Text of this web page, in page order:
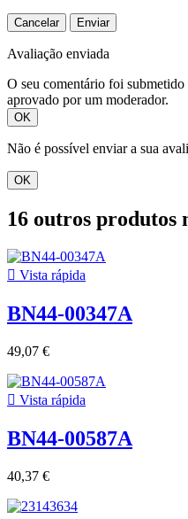
Cancelar Enviar
Avaliação enviada
O seu comentário foi
aprovado por um moderador.
OK
Não é possível enviar a sua
OK
16 outros produtos
 Vista rápida
BN44-00347A
49,07 €
 Vista rápida
BN44-00587A
40,37 €